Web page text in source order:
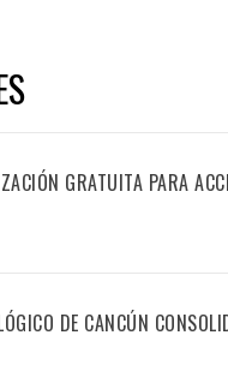
GRATUITA PARA
DE CANCÚN